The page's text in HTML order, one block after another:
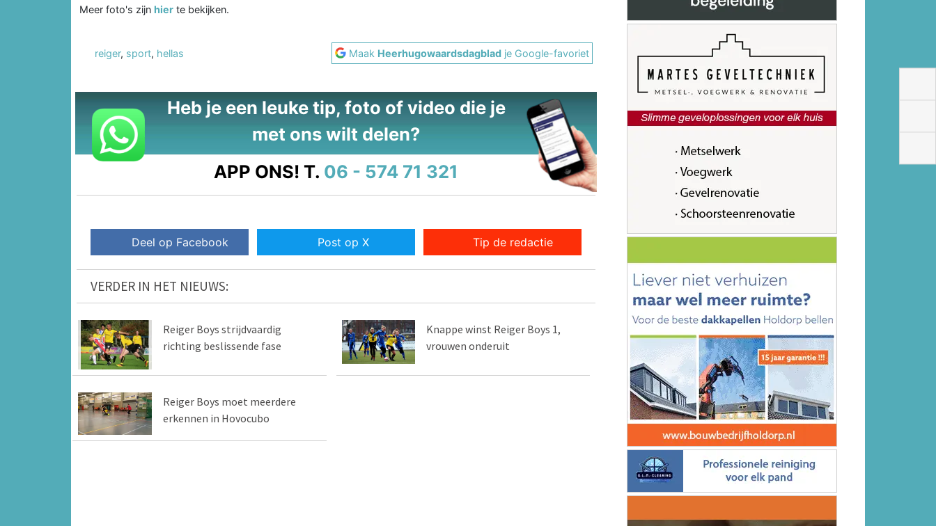
Meer foto's zijn hier te bekijken.
reiger, sport, hellas Maak Heerhugowaardsdagblad je Google-favoriet
Heb je een leuke tip, foto of video die je
met ons wilt delen?
APP ONS! T. 06 - 574 71 321
Deel op Facebook Post op X Tip de redactie
VERDER IN HET NIEUWS:
Reiger Boys strijdvaardig
richting beslissende fase
Knappe winst Reiger Boys 1,
vrouwen onderuit
Reiger Boys moet meerdere
erkennen in Hovocubo